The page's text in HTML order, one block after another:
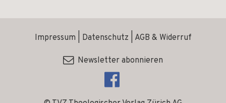
Impressum Datenschutz AGB & Widerruf
Newsletter abonnieren